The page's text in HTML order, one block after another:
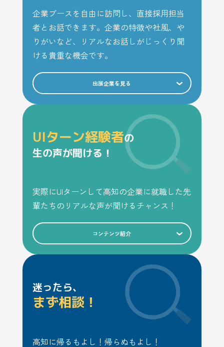
企業ブースを自由に訪問し、直接採用担当
者とお話できます。企業の特徴や社風、や
りがいなど、リアルなお話しがじっくり聞
ける貴重な機会です。
出展企業を見る
UIターン経験者の
生の声が聞ける！
実際にUIターンして高知の企業に就職した先
輩たちのリアルな声が聞けるチャンス！
コンテンツ紹介
迷ったら、
まず相談！
高知に帰るもよし！帰らぬもよし！